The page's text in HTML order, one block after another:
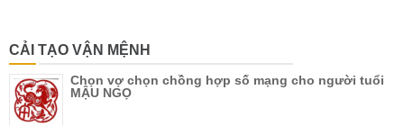
CẢI TẠO VẬN MỆNH
Chọn vợ chọn chồng hợp số mạng cho người tuổi
MẬU NGỌ